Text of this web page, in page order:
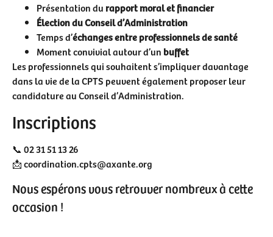
Présentation du rapport moral et financier
Élection du Conseil d’Administration
Temps d’échanges entre professionnels de santé
Moment convivial autour d’un buffet
Les professionnels qui souhaitent s’impliquer davantage
dans la vie de la CPTS peuvent également proposer leur
candidature au Conseil d’Administration.
Inscriptions
📞 02 31 51 13 26
📩 coordination.cpts@axante.org
Nous espérons vous retrouver nombreux à cette
occasion !